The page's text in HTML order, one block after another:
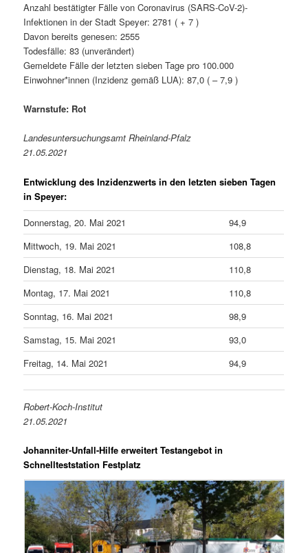
Anzahl bestätigter Fälle von Coronavirus (SARS-CoV-2)-
Infektionen in der Stadt Speyer: 2781 ( + 7 )
Davon bereits genesen: 2555
Todesfälle: 83 (unverändert)
Gemeldete Fälle der letzten sieben Tage pro 100.000
Einwohner*innen (Inzidenz gemäß LUA): 87,0 ( – 7,9 )
Warnstufe: Rot
Landesuntersuchungsamt Rheinland-Pfalz
21.05.2021
Entwicklung des Inzidenzwerts in den letzten sieben Tagen
in Speyer:
Donnerstag, 20. Mai 2021
94,9
Mittwoch, 19. Mai 2021
108,8
Dienstag, 18. Mai 2021
110,8
Montag, 17. Mai 2021
110,8
Sonntag, 16. Mai 2021
98,9
Samstag, 15. Mai 2021
93,0
Freitag, 14. Mai 2021
94,9
Robert-Koch-Institut
21.05.2021
Johanniter-Unfall-Hilfe erweitert Testangebot in
Schnellteststation Festplatz